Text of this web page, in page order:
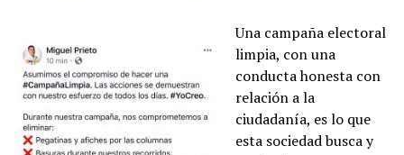
Una campaña electoral
limpia, con una
conducta honesta con
relación a la
ciudadanía, es lo que
esta sociedad busca y